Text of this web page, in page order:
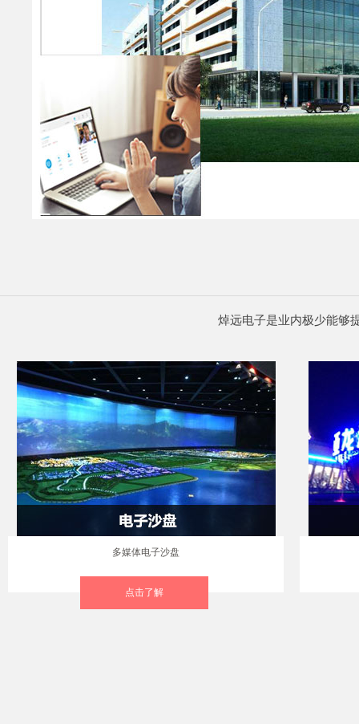
焯远电子是业内极少能够
多媒体电子沙盘
点击了解